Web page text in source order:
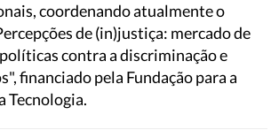
coordenando atualmente o
de (in)justiça: mercado de
contra a discriminação e
financiado pela Fundação para a
Tecnologia.